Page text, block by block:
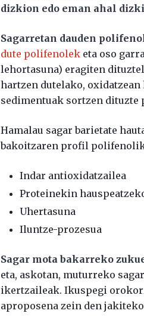
dizkion edo eman ahal
Sagarretan dauden
dute polifenolek eta oso
lehortasuna) eragiten
hartzen dutelako,
sedimentuak sortzen dituzte
Hamalau sagar barietate
bakoitzaren profil
Indar antioxidatzailea
Proteinekin
Uhertasuna
Iluntze-prozesua
Sagar mota bakarreko
eta, askotan, muturreko
ikertzaileak. Ikuspegi
aproposena zein den